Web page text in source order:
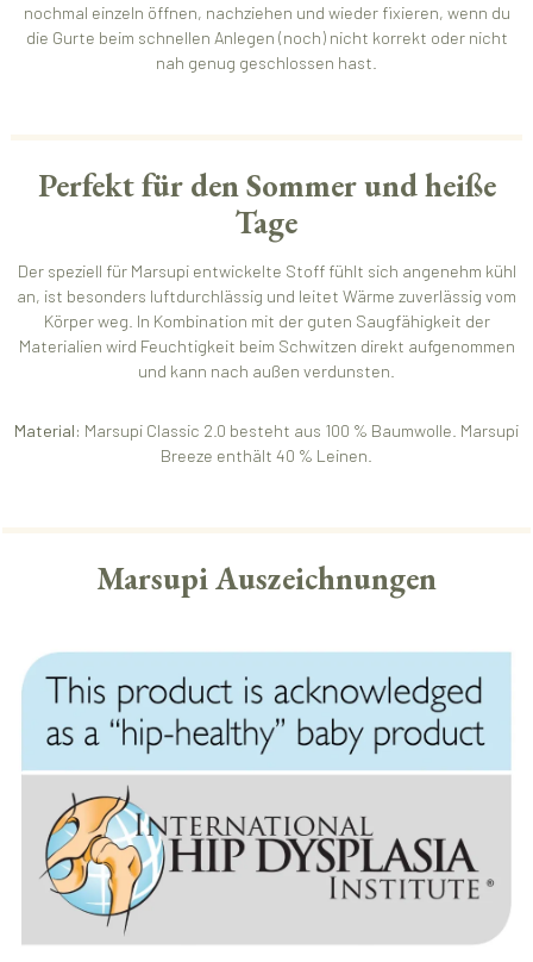
nochmal einzeln öffnen, nachziehen und wieder fixieren, wenn du
die Gurte beim schnellen Anlegen (noch) nicht korrekt oder nicht
nah genug geschlossen hast.
Perfekt für den Sommer und heiße
Tage
Der speziell für Marsupi entwickelte Stoff fühlt sich angenehm kühl
an, ist besonders luftdurchlässig und leitet Wärme zuverlässig vom
Körper weg. In Kombination mit der guten Saugfähigkeit der
Materialien wird Feuchtigkeit beim Schwitzen direkt aufgenommen
und kann nach außen verdunsten.
Material: Marsupi Classic 2.0 besteht aus 100 % Baumwolle. Marsupi
Breeze enthält 40 % Leinen.
Marsupi Auszeichnungen